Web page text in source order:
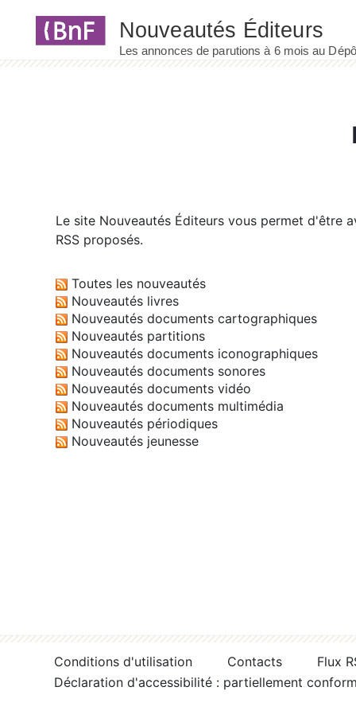
Le site Nouveautés Éditeurs vous permet d'être
RSS proposés.
Toutes les nouveautés
Nouveautés livres
Nouveautés documents cartographiques
Nouveautés partitions
Nouveautés documents iconographiques
Nouveautés documents sonores
Nouveautés documents vidéo
Nouveautés documents multimédia
Nouveautés périodiques
Nouveautés jeunesse
Conditions d'utilisation Contacts
Flux
Déclaration d'accessibilité : partiellement